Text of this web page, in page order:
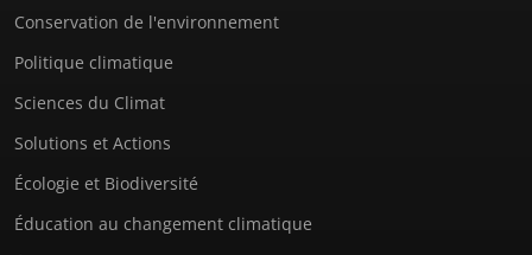
Conservation de l'environnement
Politique climatique
Sciences du Climat
Solutions et Actions
Écologie et Biodiversité
Éducation au changement climatique